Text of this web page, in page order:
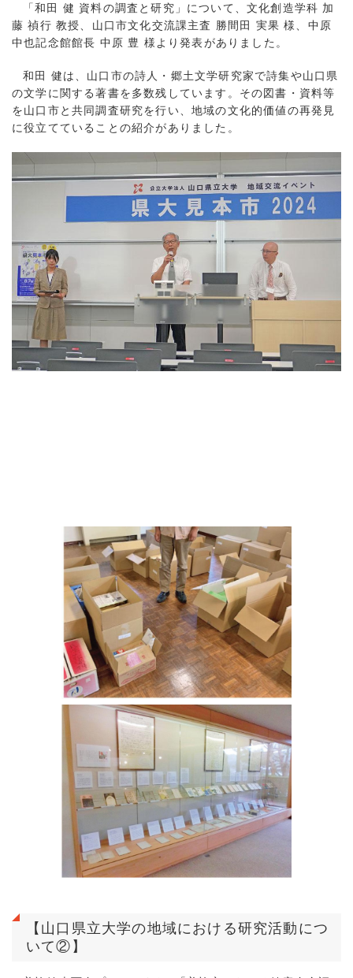
「和田 健 資料の調査と研究」について、文化創造学科 加
藤 禎行 教授、山口市文化交流課主査 勝間田 実果 様、中原
中也記念館館長 中原 豊 様より発表がありました。
和田 健は、山口市の詩人・郷土文学研究家で詩集や山口県
の文学に関する著書を多数残しています。その図書・資料等
を山口市と共同調査研究を行い、地域の文化的価値の再発見
に役立てていることの紹介がありました。
【山口県立大学の地域における研究活動につ
いて②】